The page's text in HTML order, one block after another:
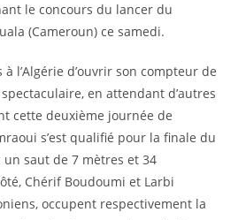
le concours du lancer du
(Cameroun) ce samedi.
l’Algérie d’ouvrir son compteur de
en attendant d’autres
cette deuxième journée de
s’est qualifié pour la finale du
saut de 7 mètres et 34
Chérif Boudoumi et Larbi
occupent respectivement la